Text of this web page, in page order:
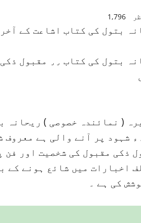
1,796
بتول کی کتاب اشاعت کے
ریحانہ بتول
شہود پر آنے والی ہے
ذکی مقبول کی شخصیت اور
اخبارات میں شائع ہونے کے
کی ہے ۔